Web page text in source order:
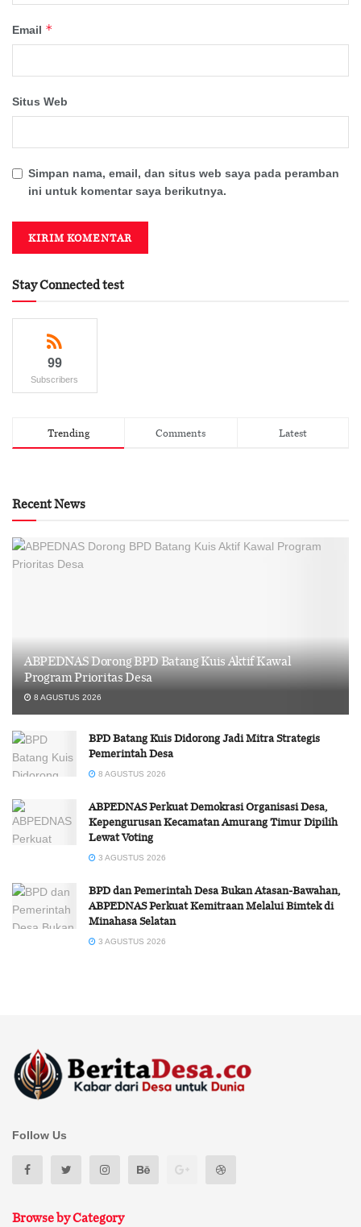
Email *
Situs Web
Simpan nama, email, dan situs web saya pada peramban
ini untuk komentar saya berikutnya.
Stay Connected test
99
Subscribers
Trending Comments Latest
Recent News
ABPEDNAS Dorong BPD Batang Kuis Aktif Kawal
Program Prioritas Desa
8 AGUSTUS 2026
BPD Batang Kuis Didorong Jadi Mitra Strategis
Pemerintah Desa
8 AGUSTUS 2026
ABPEDNAS Perkuat Demokrasi Organisasi Desa,
Kepengurusan Kecamatan Amurang Timur Dipilih
Lewat Voting
3 AGUSTUS 2026
BPD dan Pemerintah Desa Bukan Atasan-Bawahan,
ABPEDNAS Perkuat Kemitraan Melalui Bimtek di
Minahasa Selatan
3 AGUSTUS 2026
Follow Us
Browse by Category